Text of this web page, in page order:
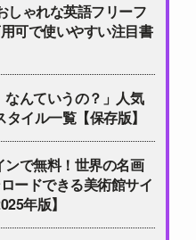
しゃれな英語フリーフ
可で使いやすい注目書
なんていうの？」人気
イル一覧【保存版】
で無料！世界の名画
ードできる美術館サイ
年版】